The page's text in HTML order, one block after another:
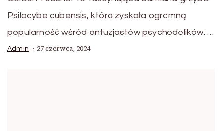
Psilocybe cubensis, która zyskała ogromną
popularność wśród entuzjastów psychodelików. …
Admin 27 czerwca, 2024